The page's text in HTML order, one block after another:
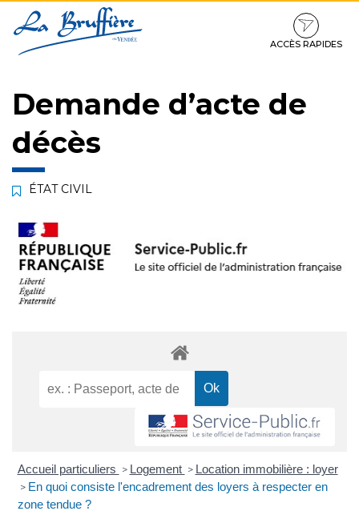
au
contenu
au
ACCÈS RAPIDES
Demande d’acte de
décès
ÉTAT CIVIL
Accueil particuliers > Logement > Location immobilière : loyer
> En quoi consiste l'encadrement des loyers à respecter en
zone tendue ?